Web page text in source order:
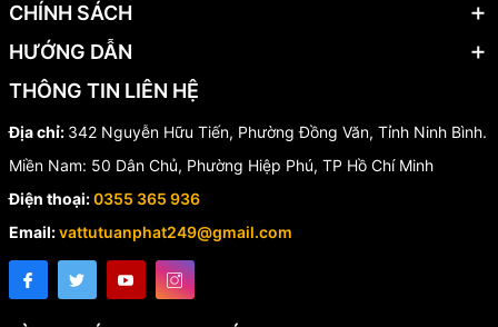
✔️ Nhà máy, xí nghiệp sản xuất.
✔️ Trung tâm thương mại.
✔️ Khu vực cần tạo màn nước chống cháy lan.
🎯 Lợi Ích Khi Sử Dụng Đầu
Phun Hở Drencher Inox 304
CHÍNH SÁCH
HƯỚNG DẪN
THÔNG TIN LIÊN HỆ
Địa chỉ: 342 Nguyễn Hữu Tiến, Phường Đồng Văn, Tỉnh Ninh Bình.
Miền Nam: 50 Dân Chủ, Phường Hiệp Phú, TP Hồ Chí Minh
Điện thoại:0355 365 936
Email:vattutuanphat249@gmail.com